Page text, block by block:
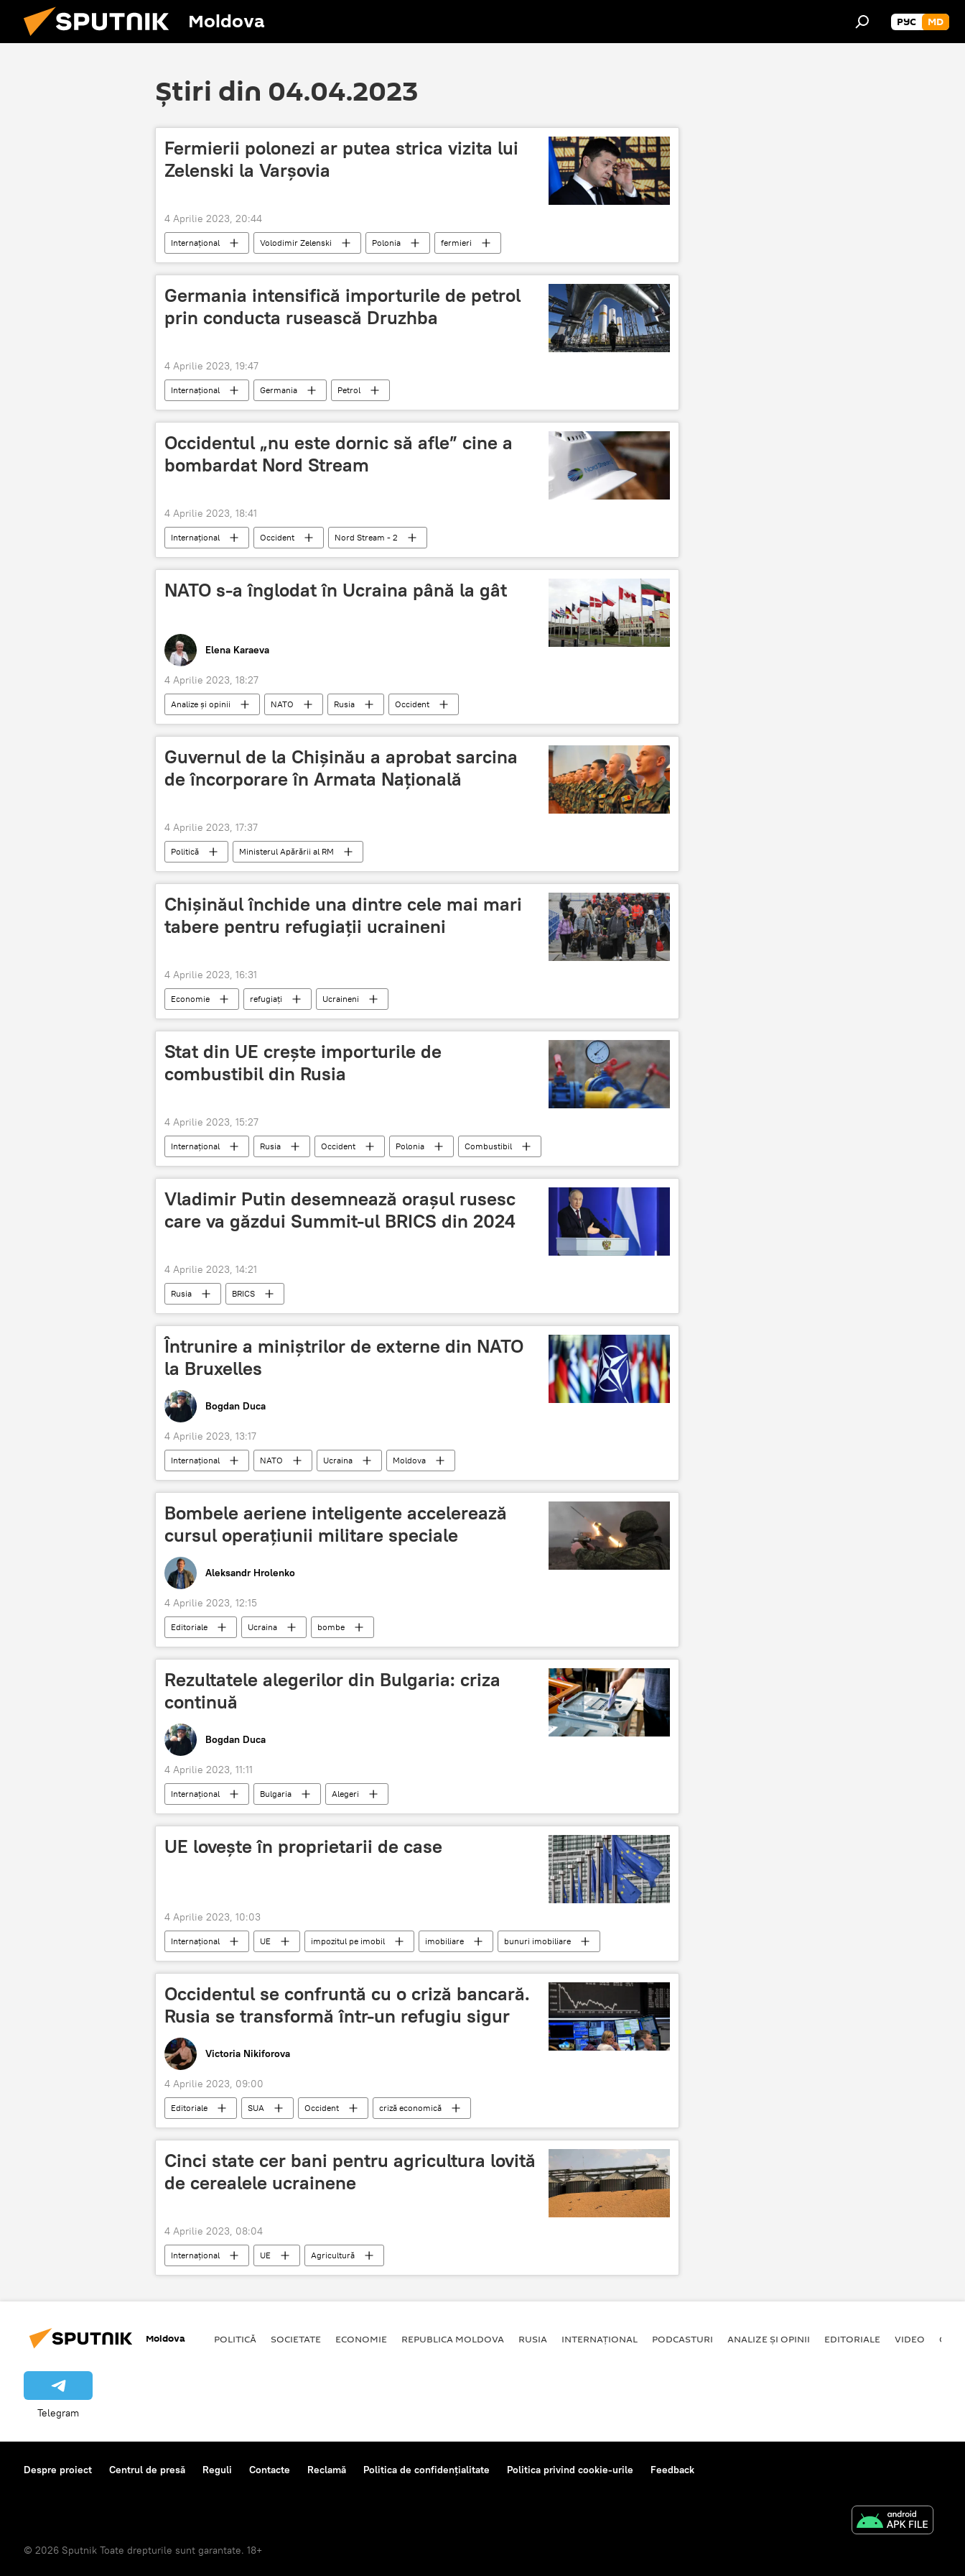
Moldova РУС MD
Știri din 04.04.2023
Fermierii polonezi ar putea strica vizita lui
Zelenski la Varșovia
4 Aprilie 2023, 20:44
Internațional Volodimir Zelenski Polonia fermieri
Germania intensifică importurile de petrol
prin conducta rusească Druzhba
4 Aprilie 2023, 19:47
Internațional Germania Petrol
Occidentul „nu este dornic să afle” cine a
bombardat Nord Stream
4 Aprilie 2023, 18:41
Internațional Occident Nord Stream - 2
NATO s-a înglodat în Ucraina până la gât
Elena Karaeva
4 Aprilie 2023, 18:27
Analize și opinii NATO Rusia Occident
Guvernul de la Chișinău a aprobat sarcina
de încorporare în Armata Națională
4 Aprilie 2023, 17:37
Politică Ministerul Apărării al RM
Chișinăul închide una dintre cele mai mari
tabere pentru refugiații ucraineni
4 Aprilie 2023, 16:31
Economie refugiați Ucraineni
Stat din UE creşte importurile de
combustibil din Rusia
4 Aprilie 2023, 15:27
Internațional Rusia Occident Polonia Combustibil
Vladimir Putin desemnează orașul rusesc
care va găzdui Summit-ul BRICS din 2024
4 Aprilie 2023, 14:21
Rusia BRICS
Întrunire a miniștrilor de externe din NATO
la Bruxelles
Bogdan Duca
4 Aprilie 2023, 13:17
Internațional NATO Ucraina Moldova
Bombele aeriene inteligente accelerează
cursul operațiunii militare speciale
Aleksandr Hrolenko
4 Aprilie 2023, 12:15
Editoriale Ucraina bombe
Rezultatele alegerilor din Bulgaria: criza
continuă
Bogdan Duca
4 Aprilie 2023, 11:11
Internațional Bulgaria Alegeri
UE loveşte în proprietarii de case
4 Aprilie 2023, 10:03
Internațional UE impozitul pe imobil imobiliare bunuri imobiliare
Occidentul se confruntă cu o criză bancară.
Rusia se transformă într-un refugiu sigur
Victoria Nikiforova
4 Aprilie 2023, 09:00
Editoriale SUA Occident criză economică
Cinci state cer bani pentru agricultura lovită
de cerealele ucrainene
4 Aprilie 2023, 08:04
Internațional UE Agricultură
Moldova POLITICĂ SOCIETATE ECONOMIE REPUBLICA MOLDOVA RUSIA INTERNAȚIONAL PODCASTURI ANALIZE ȘI OPINII EDITORIALE VIDEO
Telegram
Despre proiect Centrul de presă Reguli Contacte Reclamă Politica de confidențialitate Politica privind cookie-urile Feedback
© 2026 Sputnik Toate drepturile sunt garantate. 18+